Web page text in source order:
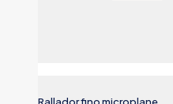
Rallador fino microplane